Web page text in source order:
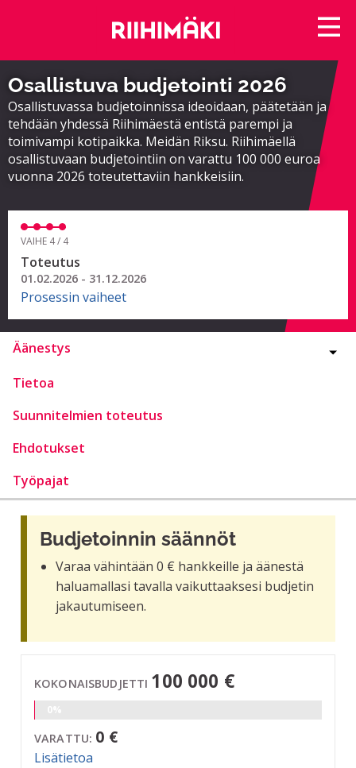
Osallistuva budjetointi 2026
Osallistuvassa budjetoinnissa ideoidaan, päätetään ja
tehdään yhdessä Riihimäestä entistä parempi ja
toimivampi kotipaikka. Meidän Riksu. Riihimäellä
osallistuvaan budjetointiin on varattu 100 000 euroa
vuonna 2026 toteutettaviin hankkeisiin.
VAIHE 4 / 4
Toteutus
01.02.2026 - 31.12.2026
Prosessin vaiheet
Äänestys
Tietoa
Suunnitelmien toteutus
Ehdotukset
Työpajat
Budjetoinnin säännöt
Varaa vähintään 0 € hankkeille ja äänestä
haluamallasi tavalla vaikuttaaksesi budjetin
jakautumiseen.
KOKONAISBUDJETTI 100 000 €
VARATTU: 0 €
Lisätietoa